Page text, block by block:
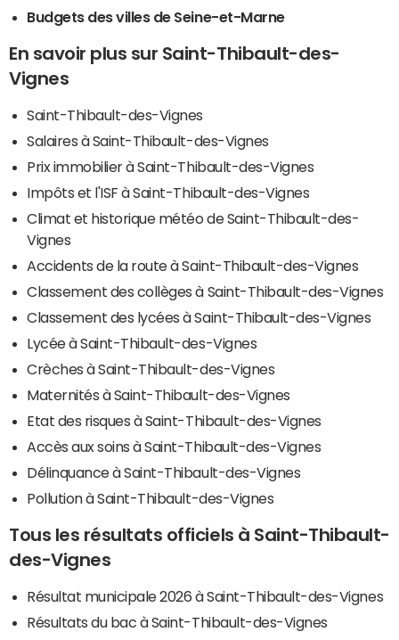
Budgets des villes de Seine-et-Marne
En savoir plus sur Saint-Thibault-des-
Vignes
Saint-Thibault-des-Vignes
Salaires à Saint-Thibault-des-Vignes
Prix immobilier à Saint-Thibault-des-Vignes
Impôts et l'ISF à Saint-Thibault-des-Vignes
Climat et historique météo de Saint-Thibault-des-
Vignes
Accidents de la route à Saint-Thibault-des-Vignes
Classement des collèges à Saint-Thibault-des-Vignes
Classement des lycées à Saint-Thibault-des-Vignes
Lycée à Saint-Thibault-des-Vignes
Crèches à Saint-Thibault-des-Vignes
Maternités à Saint-Thibault-des-Vignes
Etat des risques à Saint-Thibault-des-Vignes
Accès aux soins à Saint-Thibault-des-Vignes
Délinquance à Saint-Thibault-des-Vignes
Pollution à Saint-Thibault-des-Vignes
Tous les résultats officiels à Saint-Thibault-
des-Vignes
Résultat municipale 2026 à Saint-Thibault-des-Vignes
Résultats du bac à Saint-Thibault-des-Vignes